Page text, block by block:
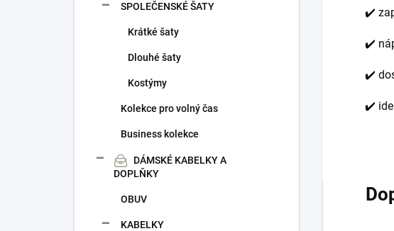
SPOLEČENSKÉ ŠATY
Krátké šaty
Dlouhé šaty
Kostýmy
Kolekce pro volný čas
Business kolekce
DÁMSKÉ KABELKY A
DOPLŇKY
OBUV
KABELKY
✔️
✔️
✔️
✔️